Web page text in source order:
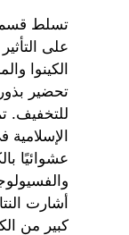
تسلط قسم
على
الكينوا
للتخفيف.
عشوائيًا
أشارت
كبير من